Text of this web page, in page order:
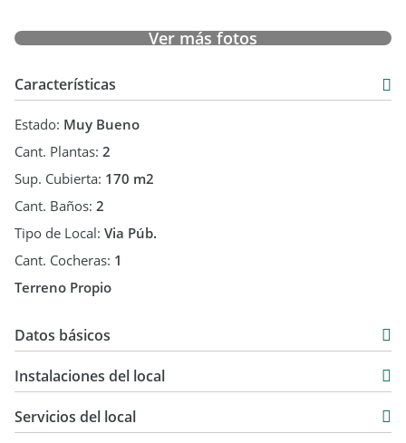
Ver más fotos
Características
Estado: Muy Bueno
Cant. Plantas: 2
Sup. Cubierta: 170 m2
Cant. Baños: 2
Tipo de Local: Via Púb.
Cant. Cocheras: 1
Terreno Propio
Datos básicos
Instalaciones del local
Servicios del local